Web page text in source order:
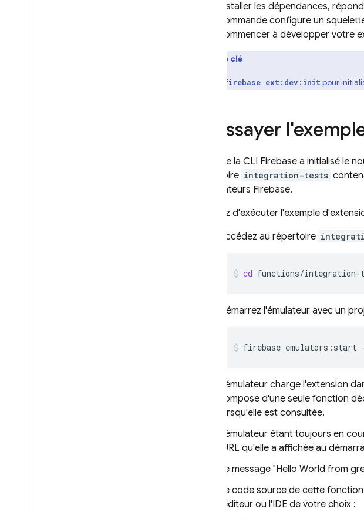
installer les dépendances,
commande configure un
commencer à développer votre
Idée clé
firebase ext:dev:init pour
Essayer
Lorsque la CLI Firebase a initialisé le
répertoire integration-tests
d'émulateurs Firebase.
Essayez d'exécuter l'exemple
Accédez au répertoire
cd functions/integration-
Démarrez l'émulateur avec un
firebase emulators:start
L'émulateur charge l'extension
compose d'une seule fonction
lorsqu'elle est consultée.
L'émulateur étant toujours en
l'URL qu'elle a affichée au
Le message "Hello World from
Le code source de cette
l'éditeur ou l'IDE de votre choix :